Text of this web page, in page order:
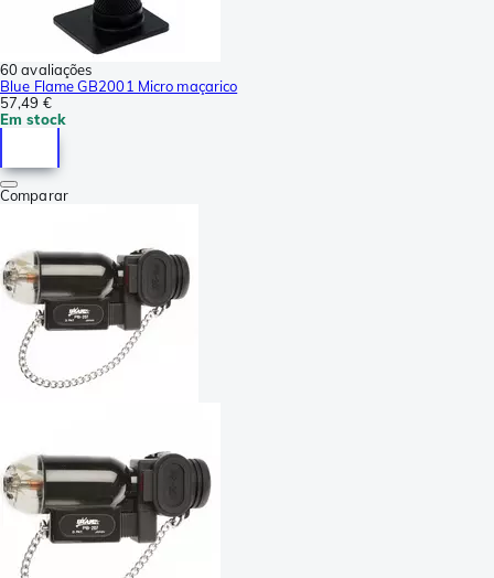
60 avaliações
Blue Flame GB2001 Micro maçarico
57,49 €
Em stock
Comparar